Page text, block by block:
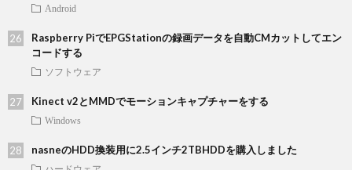
Android
Raspberry PiでEPGStationの録画データを自動CMカットしてエン
コードする
ソフトウェア
Kinect v2とMMDでモーションキャプチャーをする
Windows
nasneのHDD換装用に2.5インチ2TBHDDを購入しました